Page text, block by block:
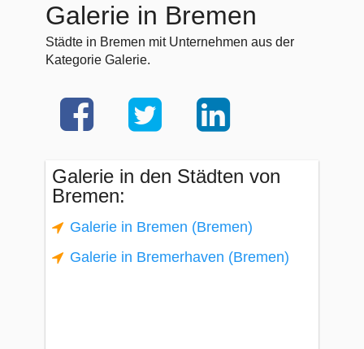
Galerie in Bremen
Städte in Bremen mit Unternehmen aus der
Kategorie Galerie.
Galerie in den Städten von
Bremen:
Galerie in Bremen (Bremen)
Galerie in Bremerhaven (Bremen)